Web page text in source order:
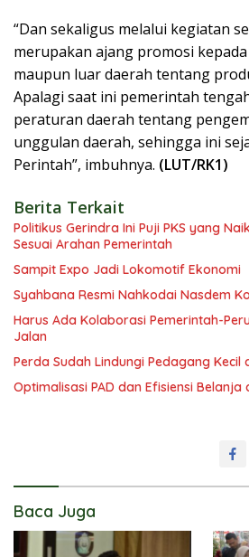
“Dan sekaligus melalui kegiatan
merupakan ajang promosi
maupun luar daerah tentang
Apalagi saat ini pemerintah
peraturan daerah tentang
unggulan daerah, sehingga ini
Perintah”, imbuhnya. (LUT/RK1)
Berita Terkait
Politikus Gerindra Ini Puji PKS yang
Sesuai Arahan Pemerintah
Sampit Expo Jadi Lokomotif Ekonomi
Syahbana Resmi Nahkodai Nasdem
Harus Ada Kolaborasi Pemerintah-
Jalan
Perda Sudah Lindungi Pedagang Kecil
Optimalisasi PAD dan Efisiensi Belanja
Baca Juga